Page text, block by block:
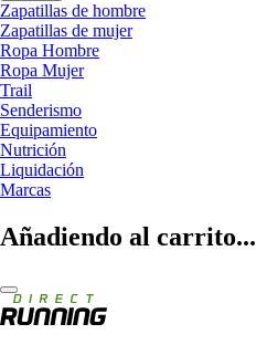
Zapatillas de hombre
Zapatillas de mujer
Ropa Hombre
Ropa Mujer
Trail
Senderismo
Equipamiento
Nutrición
Liquidación
Marcas
Añadiendo al carrito...